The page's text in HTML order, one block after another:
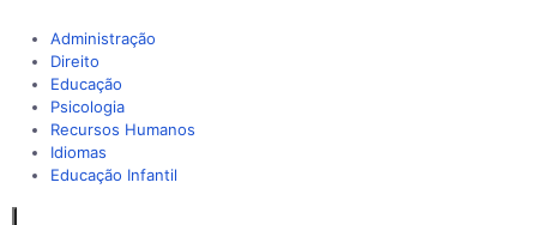
Administração
Direito
Educação
Psicologia
Recursos Humanos
Idiomas
Educação Infantil